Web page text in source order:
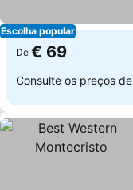
Escolha popular
De € 69
Consulte os preços de